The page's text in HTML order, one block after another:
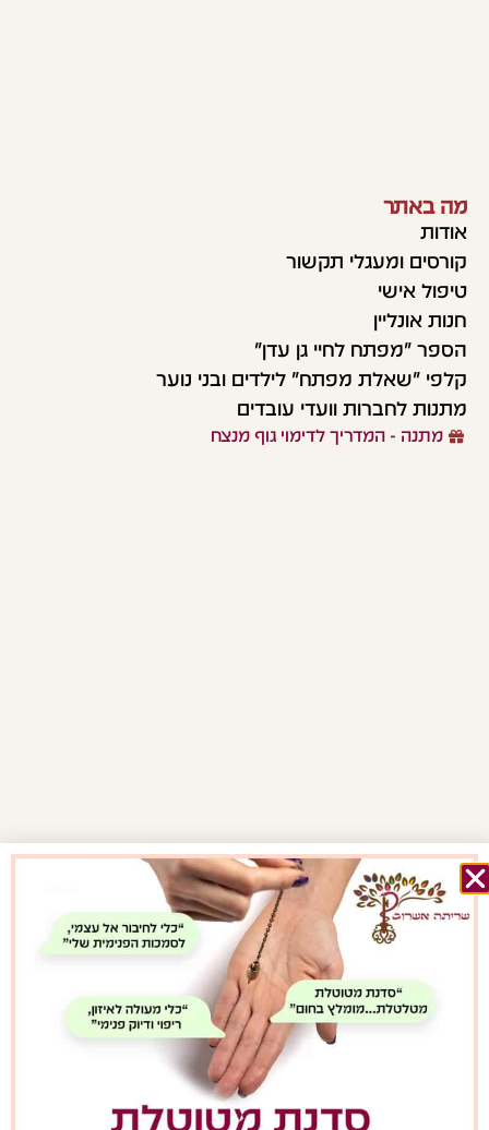
מה באתר
אודות
קורסים ומעגלי תקשור
טיפול אישי
חנות אונליין
הספר "מפתח לחיי גן עדן"
קלפי "שאלת מפתח" לילדים ובני נוער
מתנות לחברות וועדי עובדים
מתנה - המדריך לדימוי גוף מנצח
מאמרים אחרונים מהבלוג
איך להשתמש במטוטלת בפעם
הראשונה? מדריך מעשי למתחילים
קרא/י עוד »
האם המטוטלת באמת עובדת? ההסבר
המדעי והרוחני
קרא/י עוד »